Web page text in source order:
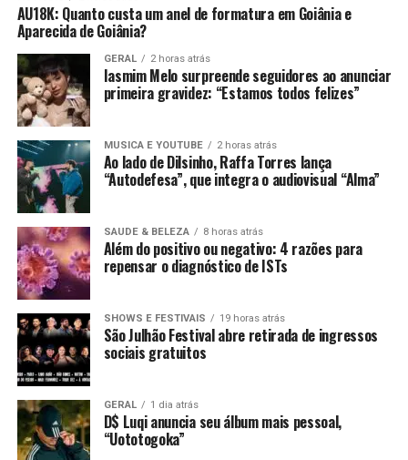
AU18K: Quanto custa um anel de formatura em Goiânia e
Aparecida de Goiânia?
GERAL 2 horas atrás
Iasmim Melo surpreende seguidores ao anunciar
primeira gravidez: “Estamos todos felizes”
MUSICA E YOUTUBE 2 horas atrás
Ao lado de Dilsinho, Raffa Torres lança
“Autodefesa”, que integra o audiovisual “Alma”
SAUDE & BELEZA 8 horas atrás
Além do positivo ou negativo: 4 razões para
repensar o diagnóstico de ISTs
SHOWS E FESTIVAIS 19 horas atrás
São Julhão Festival abre retirada de ingressos
sociais gratuitos
GERAL 1 dia atrás
D$ Luqi anuncia seu álbum mais pessoal,
“Uototogoka”